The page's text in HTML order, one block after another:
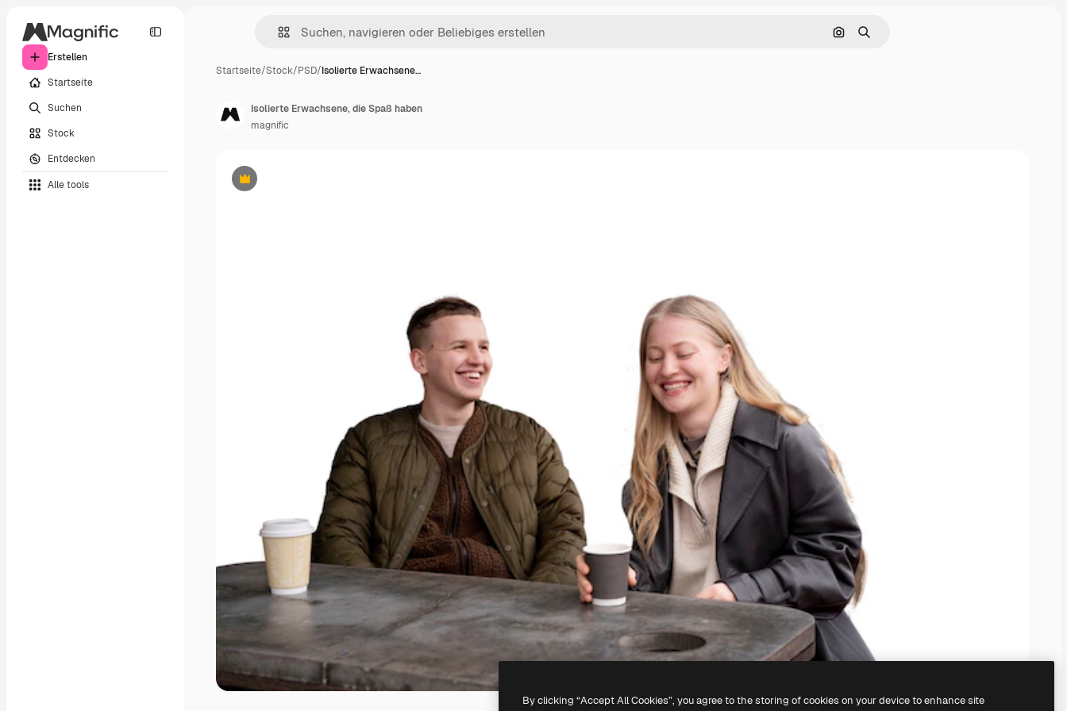
Erstellen
Startseite
Suchen
Stock
Entdecken
Alle tools
Nach Bild suchen
Suchen
Startseite/Stock/PSD/Isolierte Erwachsene…
Premium
Isolierte Erwachsene, die Spaß haben
magnific
By clicking “Accept All Cookies”, you agree to the storing of cookies on your device to enhance site